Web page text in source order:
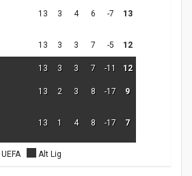
13 3 4 6 -7 13
13 3 3 7 -5 12
13 3 3 7 -11 12
13 2 3 8 -17 9
13 1 4 8 -17 7
UEFA Alt Lig